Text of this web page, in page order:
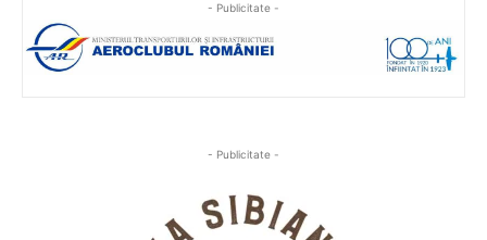
- Publicitate -
- Publicitate -